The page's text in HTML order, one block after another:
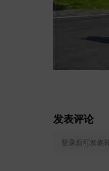
发表评论
登录后可发表